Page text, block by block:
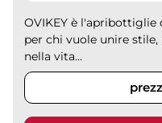
OVIKEY è
per chi vuole unire
nella vita...